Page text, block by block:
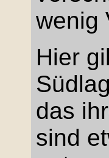
wenig
Hier
das
sind